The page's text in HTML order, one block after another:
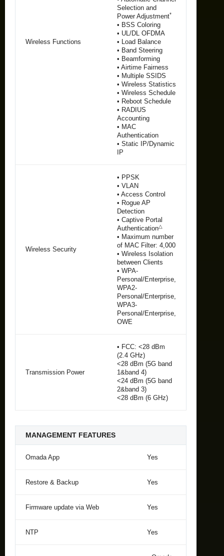
Wireless Functions
Selection and
Power Adjustment*
• BSS Coloring
• UL/DL OFDMA
• Load Balance
• Band Steering
• Beamforming
• Airtime Fairness
• Multiple SSIDS
• Wireless Statistics
• Wireless Schedule
• Reboot Schedule
• RADIUS
Accounting
• MAC
Authentication
• Static IP/Dynamic
IP
Wireless Security
• PPSK
• VLAN
• Access Control
• Rogue AP
Detection
• Captive Portal
Authentication△
• Maximum number
of MAC Filter: 4,000
• Wireless Isolation
between Clients
• WPA-
Personal/Enterprise,
WPA2-
Personal/Enterprise,
WPA3-
Personal/Enterprise,
OWE
Transmission Power
• FCC: <28 dBm
(2.4 GHz)
<28 dBm (5G band
1&band 4)
<24 dBm (5G band
2&band 3)
<28 dBm (6 GHz)
MANAGEMENT FEATURES
Omada App Yes
Restore & Backup Yes
Firmware update via Web Yes
NTP Yes